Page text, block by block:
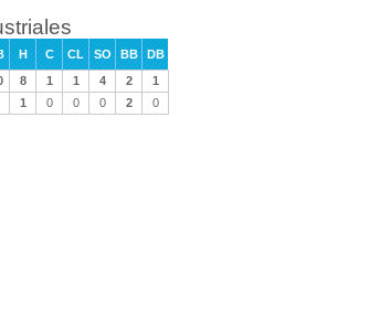
H C CL SO BB
DB
8 1 1 4 2
1
1 0 0 0 2 0